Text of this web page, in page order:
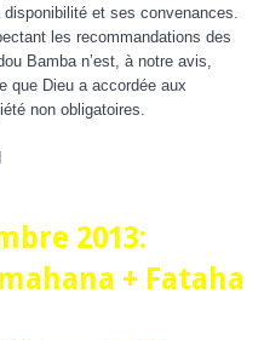
et ses convenances.
les recommandations des
Bamba n’est, à notre avis,
que Dieu a accordée aux
non obligatoires.
2013:
+ Fataha